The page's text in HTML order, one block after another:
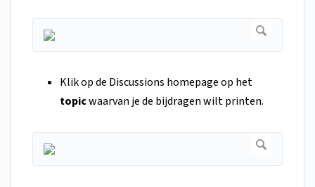
Klik op de Discussions homepage op het
topicwaarvan je de bijdragen wilt printen.